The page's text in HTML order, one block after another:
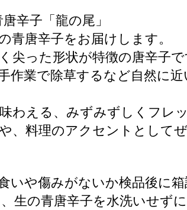
辛子「龍の尾」
青唐辛子をお届けします。
尖った形状が特徴の唐辛子で
作業で除草するなど自然に
わえる、みずみずしくフレ
、料理のアクセントとして
いや傷みがないか検品後に箱
生の青唐辛子を水洗いせず